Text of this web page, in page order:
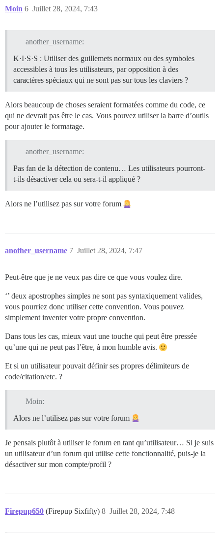
Moin Juillet 28, 2024, 7:43
6
another_username:
K·I·S·S : Utiliser des guillemets normaux ou des symboles
accessibles à tous les utilisateurs, par opposition à des
caractères spéciaux qui ne sont pas sur tous les claviers ?
Alors beaucoup de choses seraient formatées comme du code, ce
qui ne devrait pas être le cas. Vous pouvez utiliser la barre d’outils
pour ajouter le formatage.
another_username:
Pas fan de la détection de contenu… Les utilisateurs pourront-
t-ils désactiver cela ou sera-t-il appliqué ?
Alors ne l’utilisez pas sur votre forum
another_username Juillet 28, 2024, 7:47
7
Peut-être que je ne veux pas dire ce que vous voulez dire.
‘’ deux apostrophes simples ne sont pas syntaxiquement valides,
vous pourriez donc utiliser cette convention. Vous pouvez
simplement inventer votre propre convention.
Dans tous les cas, mieux vaut une touche qui peut être pressée
qu’une qui ne peut pas l’être, à mon humble avis.
Et si un utilisateur pouvait définir ses propres délimiteurs de
code/citation/etc. ?
Moin:
Alors ne l’utilisez pas sur votre forum
Je pensais plutôt à utiliser le forum en tant qu’utilisateur… Si je suis
un utilisateur d’un forum qui utilise cette fonctionnalité, puis-je la
désactiver sur mon compte/profil ?
Firepup650 (Firepup Sixfifty) Juillet 28, 2024, 7:48
8